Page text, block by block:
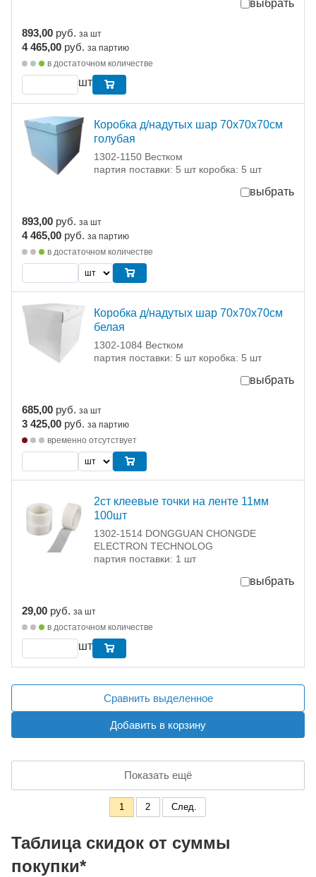
выбрать
893,00 руб. за шт
4 465,00 руб. за партию
в достаточном количестве
шт
Коробка д/надутых шар 70х70х70см
голубая
1302-1150 Вестком
партия поставки: 5 шт коробка: 5 шт
выбрать
893,00 руб. за шт
4 465,00 руб. за партию
в достаточном количестве
Коробка д/надутых шар 70х70х70см
белая
1302-1084 Вестком
партия поставки: 5 шт коробка: 5 шт
выбрать
685,00 руб. за шт
3 425,00 руб. за партию
временно отсутствует
2ст клеевые точки на ленте 11мм
100шт
1302-1514 DONGGUAN CHONGDE
ELECTRON TECHNOLOG
партия поставки: 1 шт
выбрать
29,00 руб. за шт
в достаточном количестве
шт
Сравнить выделенное
Добавить в корзину
Показать ещё
1 2 След.
Таблица скидок от суммы
покупки*